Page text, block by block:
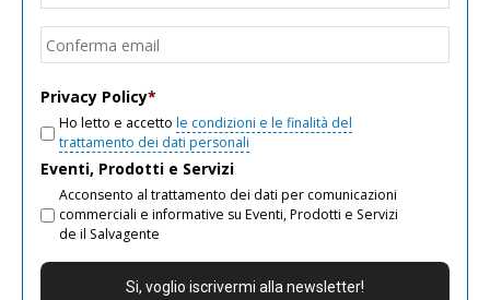
Privacy Policy*
Ho letto e accetto le condizioni e le finalità del
trattamento dei dati personali
Eventi, Prodotti e Servizi
Acconsento al trattamento dei dati per comunicazioni
commerciali e informative su Eventi, Prodotti e Servizi
de il Salvagente